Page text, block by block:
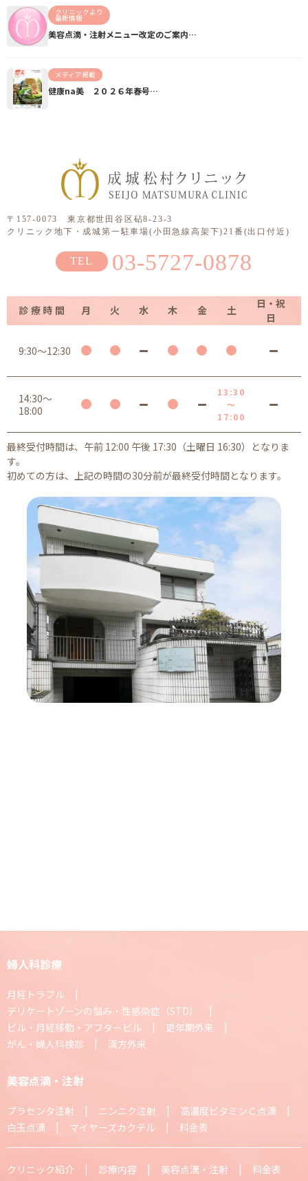
クリニックより
最新情報
美容点滴・注射メニュー改定のご案内…
メディア掲載
健康na美 ２０２６年春号…
〒157-0073 東京都世田谷区砧8-23-3
クリニック地下・成城第一駐車場(小田急線高架下)21番(出口付近)
03-5727-0878
診療時間 月 火 水 木 金 土
日・祝
日
9:30～12:30
14:30～
18:00
13:30
～
17:00
最終受付時間は、午前 12:00 午後 17:30（土曜日 16:30）となりま
す。
初めての方は、上記の時間の30分前が最終受付時間となります。
婦人科診療
月経トラブル
デリケートゾーンの悩み・性感染症（STD）
ピル・月経移動・アフターピル
更年期外来
がん・婦人科検診
漢方外来
美容点滴・注射
プラセンタ注射 ニンニク注射
高濃度ビタミンＣ点滴
白玉点滴
マイヤーズカクテル 料金表
クリニック紹介 診療内容 美容点滴・注射 料金表